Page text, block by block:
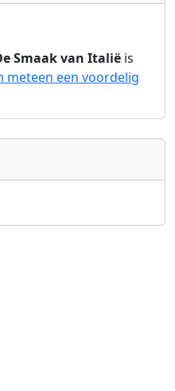
Smaak van Italië is
meteen een voordelig